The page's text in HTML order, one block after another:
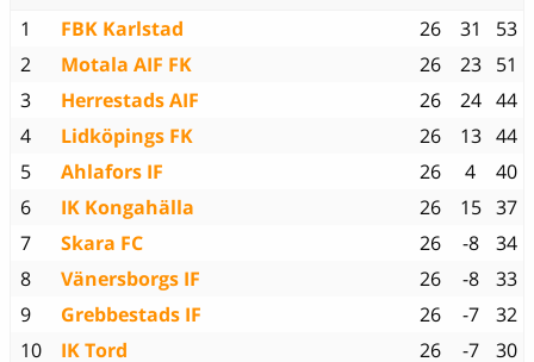
1
FBK Karlstad 26 31
53
2
Motala AIF FK 26 23
51
3
Herrestads AIF 26 24 44
4
Lidköpings FK 26 13 44
5
Ahlafors IF 26 4
40
6
IK Kongahälla 26 15 37
7
Skara FC 26 -8
34
8
Vänersborgs IF 26 -8
33
9
Grebbestads IF 26 -7
32
10
IK Tord 26 -7 30